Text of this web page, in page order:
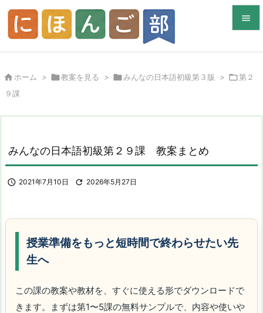

メニュ

前へ

 ホーム > 教案を見る > みんなの日本語初級第３版 > 第２
９課
みんなの日本語初級第２９課 教案まとめ
 2021年7月10日  2026年5月27日
授業準備をもっと短時間で終わらせたい先
生へ
この課の教案や教材を、すぐに使える形でダウンロードで
きます。まずは第1〜5課の無料サンプルで、内容や使いや